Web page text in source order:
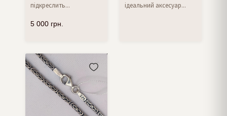
підкреслить...
5 000 грн.
ідеальний аксесуар...